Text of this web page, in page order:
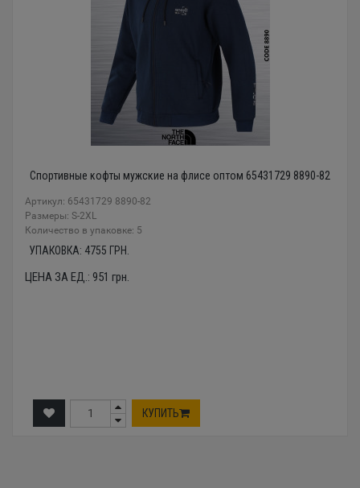
Спортивные кофты мужские на флисе оптом 65431729 8890-82
Артикул: 65431729 8890-82
Размеры: S-2XL
Количество в упаковке: 5
УПАКОВКА: 4755 ГРН.
ЦЕНА ЗА ЕД.: 951 грн.
КУПИТЬ